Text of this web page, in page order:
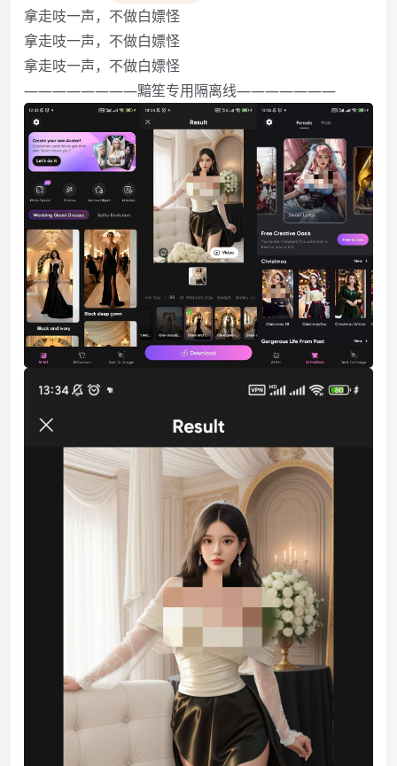
拿走吱一声，不做白嫖怪️️️
拿走吱一声，不做白嫖怪️️️
拿走吱一声，不做白嫖怪️️️
————————黯笙专用隔离线———————